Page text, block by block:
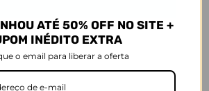
R$109,90 45% OFF
3x de R$36,63 sem juros
ATÉ 50% OFF NO SITE +
INÉDITO EXTRA
o email para liberar a oferta